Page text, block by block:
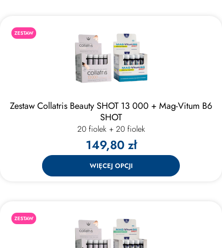
ZESTAW
Zestaw Collatris Beauty SHOT 13 000 + Mag-Vitum B6
SHOT
20 fiolek + 20 fiolek
149,80 zł
WIĘCEJ OPCJI
ZESTAW